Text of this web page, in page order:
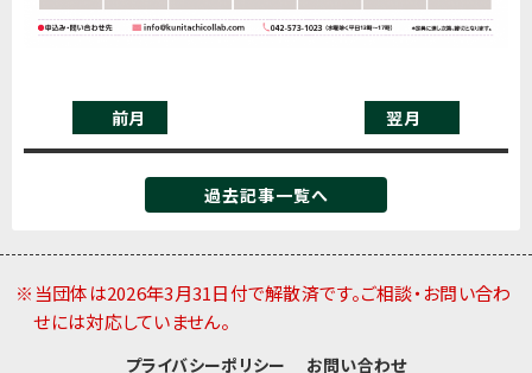
前月 翌月
過去記事一覧へ
※当団体は2026年3月31日付で解散済です。ご相談・お問い合わ
せには対応していません。
プライバシーポリシー お問い合わせ